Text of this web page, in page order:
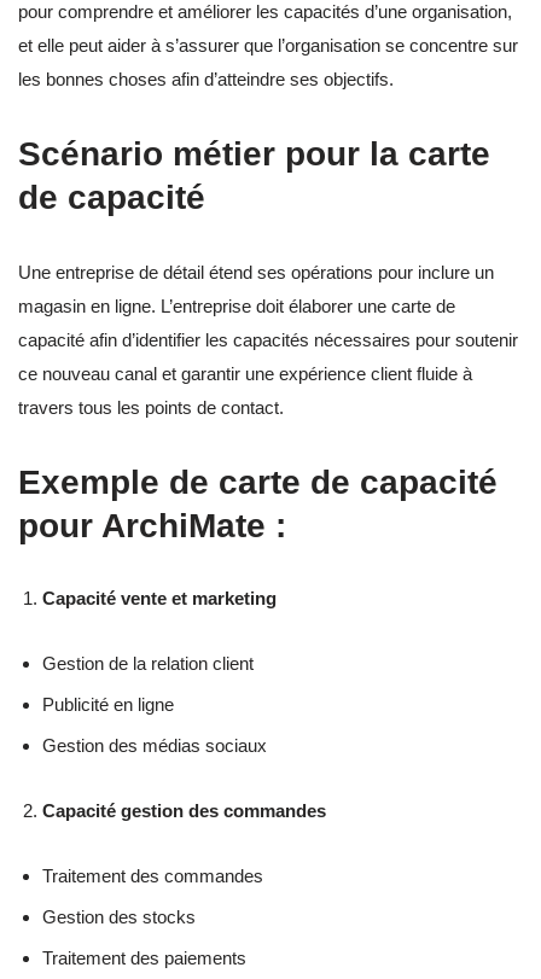
pour comprendre et améliorer les capacités d’une organisation,
et elle peut aider à s’assurer que l’organisation se concentre sur
les bonnes choses afin d’atteindre ses objectifs.
Scénario métier pour la carte
de capacité
Une entreprise de détail étend ses opérations pour inclure un
magasin en ligne. L’entreprise doit élaborer une carte de
capacité afin d’identifier les capacités nécessaires pour soutenir
ce nouveau canal et garantir une expérience client fluide à
travers tous les points de contact.
Exemple de carte de capacité
pour ArchiMate :
Capacité vente et marketing
Gestion de la relation client
Publicité en ligne
Gestion des médias sociaux
Capacité gestion des commandes
Traitement des commandes
Gestion des stocks
Traitement des paiements